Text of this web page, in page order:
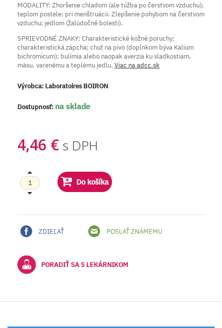
MODALITY: Zhoršenie chladom (ale túžba po čerstvom vzduchu);
teplom postele; pri menštruácii. Zlepšenie pohybom na čerstvom
vzduchu; jedlom (žalúdočné bolesti).
SPRIEVODNÉ ZNAKY: Charakteristické kožné poruchy;
charakteristická zápcha; chuť na pivo (doplnkom býva Kalium
bichromicum); bulímia alebo naopak averzia ku sladkostiam,
mäsu, varenému a teplému jedlu. Viac na adcc.sk
Výrobca: Laboratoires BOIRON
Dostupnosť: na sklade
4,46 € s DPH
Do košíka
ZDIEĽAŤ POSLAŤ ZNÁMEMU
PORADIŤ SA S LEKÁRNIKOM